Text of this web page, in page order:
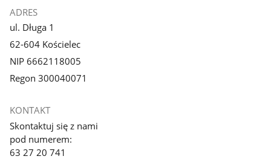
ADRES
ul. Długa 1
62-604 Kościelec
NIP 6662118005
Regon 300040071
KONTAKT
Skontaktuj się z nami
pod numerem:
63 27 20 741